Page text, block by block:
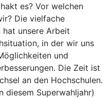
es? Vor welchen
Die vielfache
hat unsere Arbeit
in der wir uns
und
Die Zeit ist
an den Hochschulen.
diesem Superwahljahr)